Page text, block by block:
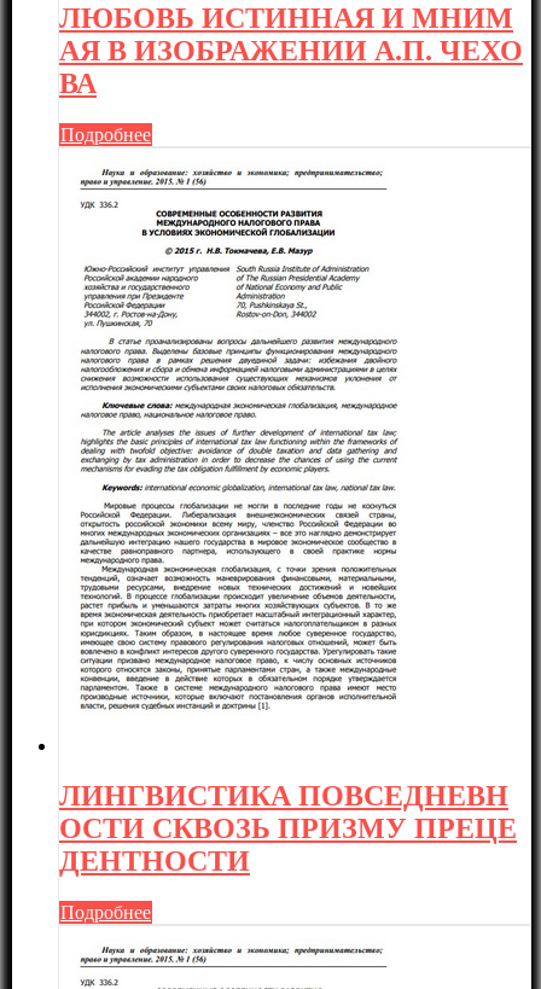
ЛЮБОВЬ ИСТИННАЯ И МНИМ
АЯ В ИЗОБРАЖЕНИИ А.П. ЧЕХО
ВА
Подробнее
ЛИНГВИСТИКА ПОВСЕДНЕВН
ОСТИ СКВОЗЬ ПРИЗМУ ПРЕЦЕ
ДЕНТНОСТИ
Подробнее